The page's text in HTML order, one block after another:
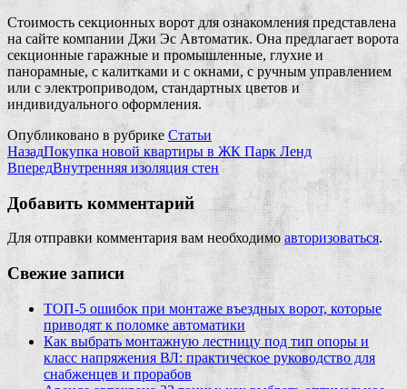
Стоимость секционных ворот для ознакомления представлена
на сайте компании Джи Эс Автоматик. Она предлагает ворота
секционные гаражные и промышленные, глухие и
панорамные, с калитками и с окнами, с ручным управлением
или с электроприводом, стандартных цветов и
индивидуального оформления.
Опубликовано в рубрике Статьи
НазадПокупка новой квартиры в ЖК Парк Ленд
ВпередВнутренняя изоляция стен
Добавить комментарий
Для отправки комментария вам необходимоавторизоваться.
Свежие записи
ТОП-5 ошибок при монтаже въездных ворот, которые
приводят к поломке автоматики
Как выбрать монтажную лестницу под тип опоры и
класс напряжения ВЛ: практическое руководство для
снабженцев и прорабов